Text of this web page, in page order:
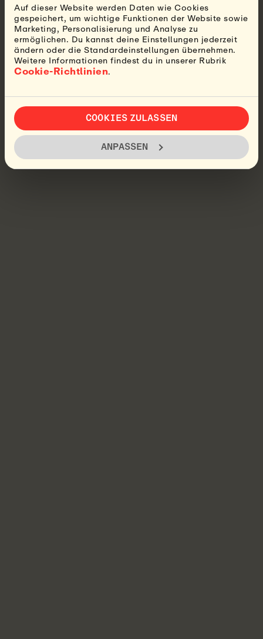
Auf dieser Website werden Daten wie Cookies
gespeichert, um wichtige Funktionen der Website sowie
Marketing, Personalisierung und Analyse zu
ermöglichen. Du kannst deine Einstellungen jederzeit
ändern oder die Standardeinstellungen übernehmen.
Weitere Informationen findest du in unserer Rubrik
Cookie-Richtlinien.
COOKIES ZULASSEN
ANPASSEN